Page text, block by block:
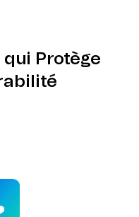
Protège